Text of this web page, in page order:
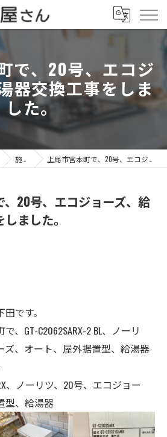
で、20号、エコジ
器交換工事をしま
した。
施工事例 上尾市宮本町で、20号、エコジョーズ、給湯器交換工事をしました。
、20号、エコジョーズ、給
ました。
です。
、GT-C2062SARX-2 BL、ノーリ
ズ、オート、屋外据置型、給湯器
、ノーリツ、20号、エコジョー
型、給湯器